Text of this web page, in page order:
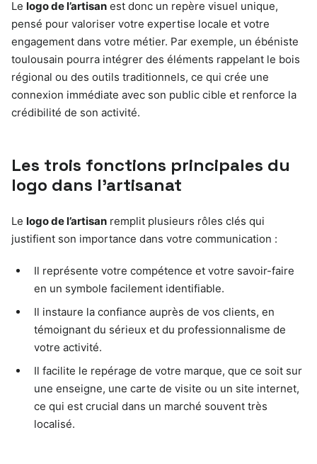
Le logo de l’artisan est donc un repère visuel unique,
pensé pour valoriser votre expertise locale et votre
engagement dans votre métier. Par exemple, un ébéniste
toulousain pourra intégrer des éléments rappelant le bois
régional ou des outils traditionnels, ce qui crée une
connexion immédiate avec son public cible et renforce la
crédibilité de son activité.
Les trois fonctions principales du
logo dans l’artisanat
Le logo de l’artisan remplit plusieurs rôles clés qui
justifient son importance dans votre communication :
Il représente votre compétence et votre savoir-faire
en un symbole facilement identifiable.
Il instaure la confiance auprès de vos clients, en
témoignant du sérieux et du professionnalisme de
votre activité.
Il facilite le repérage de votre marque, que ce soit sur
une enseigne, une carte de visite ou un site internet,
ce qui est crucial dans un marché souvent très
localisé.